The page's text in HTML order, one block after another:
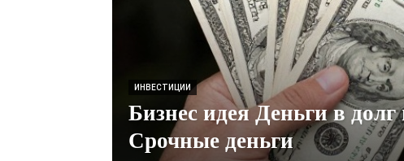
ИНВЕСТИЦИИ
Бизнес идея Деньги в долг
Срочные деньги